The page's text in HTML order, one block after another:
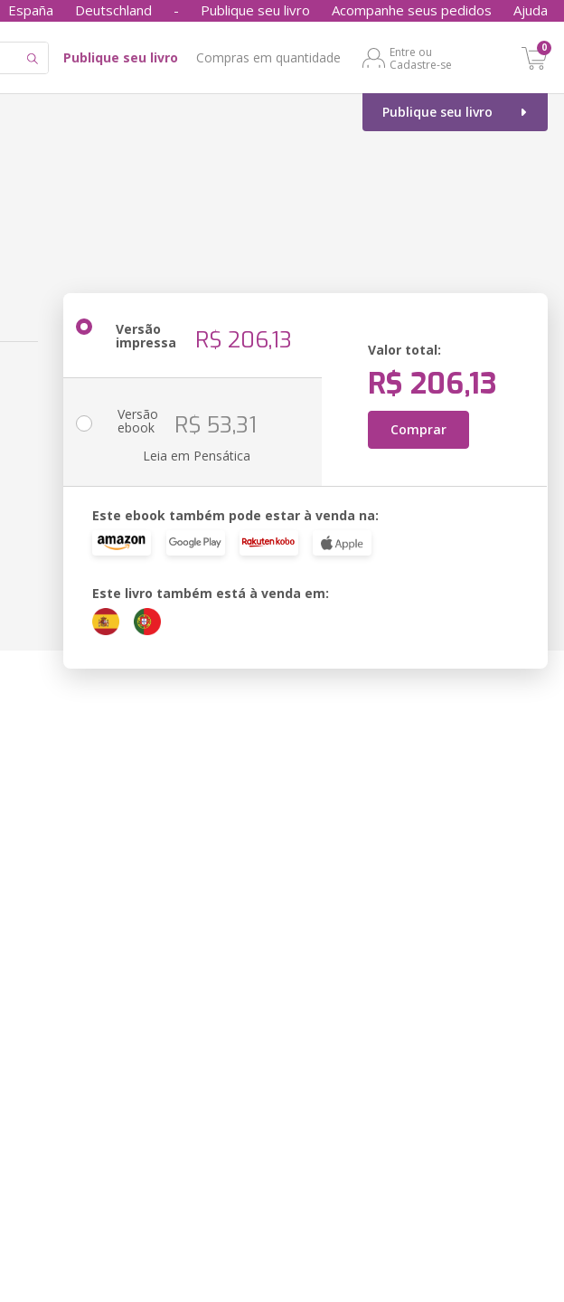
España Deutschland - Publique seu livro Acompanhe seus pedidos Ajuda
Publique seu livro Compras em quantidade
Entre ou
Cadastre-se
0
Publique seu livro
Versão
impressa R$ 206,13 Valor total:
R$ 206,13
Comprar
Versão
ebook R$ 53,31
Leia em Pensática
Este ebook também pode estar à venda na:
Este livro também está à venda em: